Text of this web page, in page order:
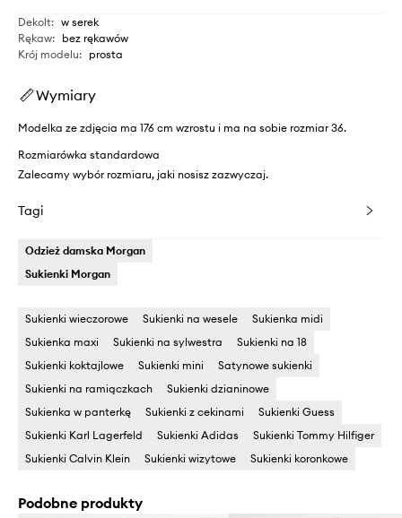
Dekolt: w serek
Rękaw: bez rękawów
Krój modelu: prosta
Wymiary
Modelka ze zdjęcia ma 176 cm wzrostu i ma na sobie rozmiar 36.
Rozmiarówka standardowa
Zalecamy wybór rozmiaru, jaki nosisz zazwyczaj.
Tagi
Odzież damska Morgan
Sukienki Morgan
Sukienki wieczorowe Sukienki na wesele
Sukienka midi
Sukienka maxi
Sukienki na sylwestra
Sukienki na 18
Sukienki koktajlowe
Sukienki mini
Satynowe sukienki
Sukienki na ramiączkach
Sukienki dzianinowe
Sukienka w panterkę
Sukienki z cekinami
Sukienki Guess
Sukienki Karl Lagerfeld
Sukienki Adidas
Sukienki Tommy Hilfiger
Sukienki Calvin Klein
Sukienki wizytowe Sukienki koronkowe
Podobne produkty